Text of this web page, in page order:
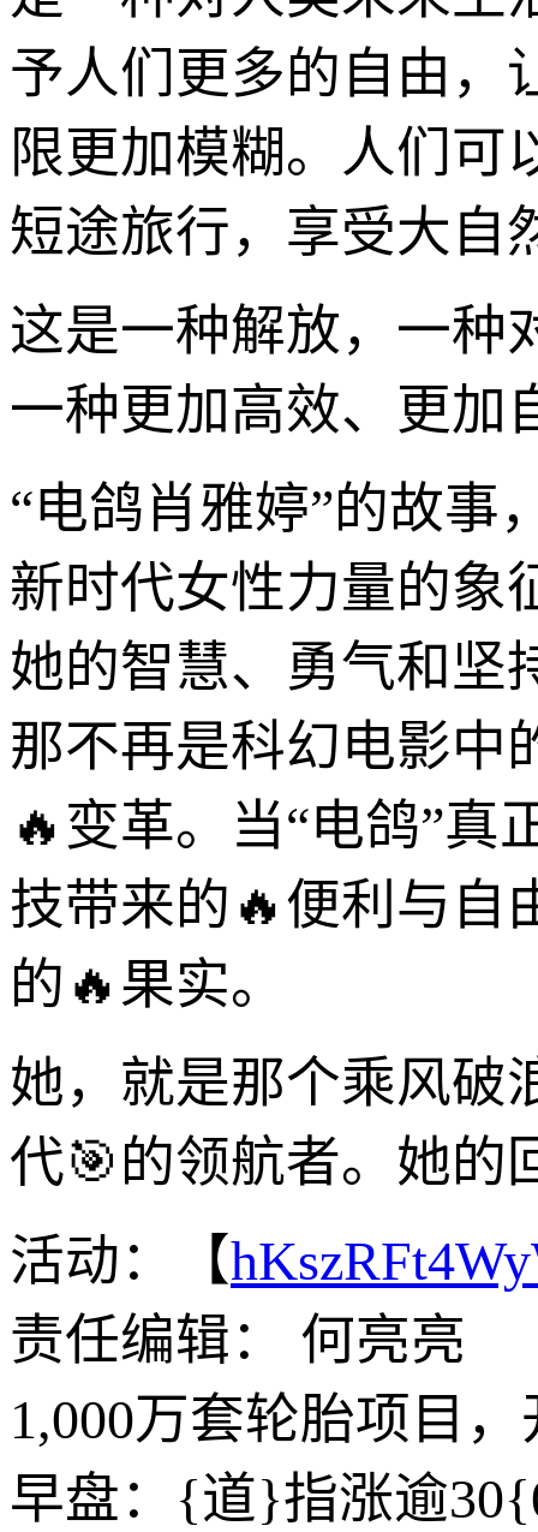
予人们更多的自由，
限更加模糊。人们可
短途旅行，享受大自
这是一种解放，一种
一种更加高效、更加
“电鸽肖雅婷”的故事
新时代女性力量的象
她的智慧、勇气和坚
那不再是科幻电影中
🔥变革。当“电鸽”
技带来的🔥便利与自
的🔥果实。
她，就是那个乘风破
代🎯的领航者。她的
活动：【
责任编辑： 何亮亮
1,000万套轮胎项目
早盘：{道}指涨逾